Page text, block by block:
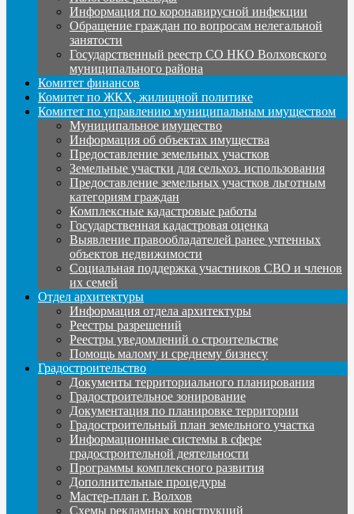
Информация по коронавирусной инфекции
Обращение граждан по вопросам нелегальной
занятости
Государственный реестр СО НКО Волховского
муниципального района
Комитет финансов
Комитет по ЖКХ, жилищной политике
Комитет по управлению муниципальным имуществом
Муниципальное имущество
Информация об объектах имущества
Предоставление земельных участков
Земельные участки для сельхоз. использования
Предоставление земельных участков льготным
категориям граждан
Комплексные кадастровые работы
Государственная кадастровая оценка
Выявление правообладателей ранее учтенных
объектов недвижимости
Социальная поддержка участников СВО и членов
их семей
Отдел архитектуры
Информация отдела архитектуры
Реестры разрешений
Реестры уведомлений о строительстве
Помощь малому и среднему бизнесу
Градостроительство
Документы территориального планирования
Градостроительное зонирование
Документация по планировке территории
Градостроительный план земельного участка
Информационные системы в сфере
градостроительной деятельности
Программы комплексного развития
Дополнительные процедуры
Мастер-план г. Волхов
Схемы рекламных конструкций